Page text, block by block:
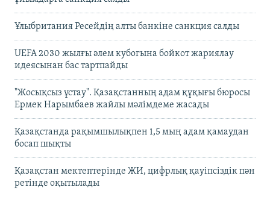
Ұлыбритания Ресейдің алты банкіне санкция салды
UEFA 2030 жылғы әлем кубогына бойкот жариялау
идеясынан бас тартпайды
"Жосықсыз ұстау". Қазақстанның адам құқығы бюросы
Ермек Нарымбаев жайлы мәлімдеме жасады
Қазақстанда рақымшылықпен 1,5 мың адам қамаудан
босап шықты
Қазақстан мектептерінде ЖИ, цифрлық қауіпсіздік пән
ретінде оқытылады